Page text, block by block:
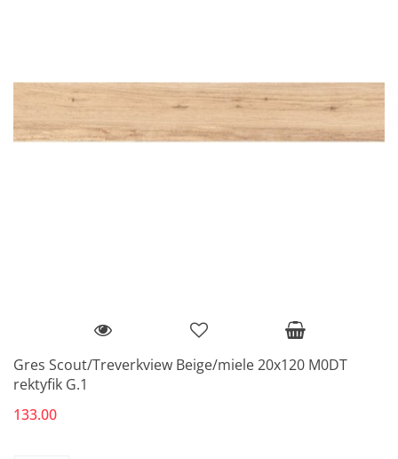
Gres Scout/Treverkview Beige/miele 20x120 M0DT
rektyfik G.1
133.00